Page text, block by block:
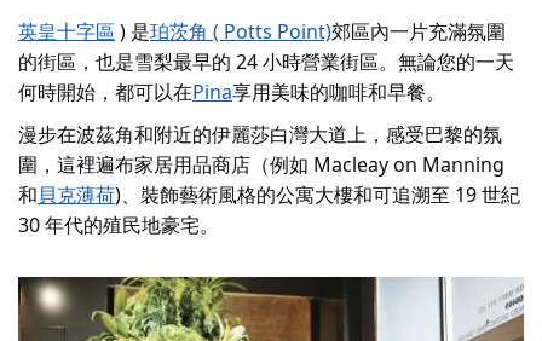
英皇十字區 ) 是珀茨角 ( Potts Point)郊區內一片充滿氛圍
的街區，也是雪梨最早的 24 小時營業街區。無論您的一天
何時開始，都可以在Pina享用美味的咖啡和早餐。
漫步在波茲角和附近的伊麗莎白灣大道上，感受巴黎的氛
圍，這裡遍布家居用品商店（例如 Macleay on Manning
和貝克薄荷)、裝飾藝術風格的公寓大樓和可追溯至 19 世紀
30 年代的殖民地豪宅。